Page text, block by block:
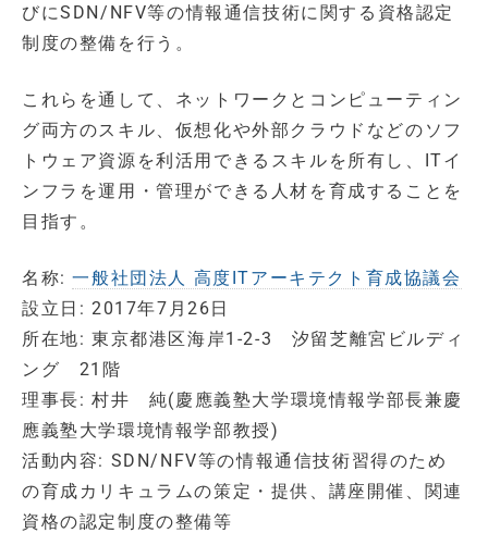
びにSDN/NFV等の情報通信技術に関する資格認定
制度の整備を行う。
これらを通して、ネットワークとコンピューティン
グ両方のスキル、仮想化や外部クラウドなどのソフ
トウェア資源を利活用できるスキルを所有し、ITイ
ンフラを運用・管理ができる人材を育成することを
目指す。
名称:一般社団法人 高度ITアーキテクト育成協議会
設立日: 2017年7月26日
所在地: 東京都港区海岸1-2-3 汐留芝離宮ビルディ
ング 21階
理事長: 村井 純(慶應義塾大学環境情報学部長兼慶
應義塾大学環境情報学部教授)
活動内容: SDN/NFV等の情報通信技術習得のため
の育成カリキュラムの策定・提供、講座開催、関連
資格の認定制度の整備等